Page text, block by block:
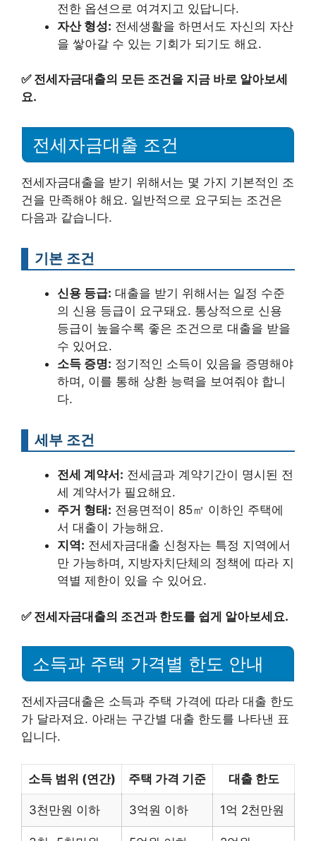
전한 옵션으로 여겨지고 있답니다.
자산 형성: 전세생활을 하면서도 자신의 자산
을 쌓아갈 수 있는 기회가 되기도 해요.
✅ 전세자금대출의 모든 조건을 지금 바로 알아보세
요.
전세자금대출 조건
전세자금대출을 받기 위해서는 몇 가지 기본적인 조
건을 만족해야 해요. 일반적으로 요구되는 조건은
다음과 같습니다.
기본 조건
신용 등급: 대출을 받기 위해서는 일정 수준
의 신용 등급이 요구돼요. 통상적으로 신용
등급이 높을수록 좋은 조건으로 대출을 받을
수 있어요.
소득 증명: 정기적인 소득이 있음을 증명해야
하며, 이를 통해 상환 능력을 보여줘야 합니
다.
세부 조건
전세 계약서: 전세금과 계약기간이 명시된 전
세 계약서가 필요해요.
주거 형태: 전용면적이 85㎡ 이하인 주택에
서 대출이 가능해요.
지역: 전세자금대출 신청자는 특정 지역에서
만 가능하며, 지방자치단체의 정책에 따라 지
역별 제한이 있을 수 있어요.
✅ 전세자금대출의 조건과 한도를 쉽게 알아보세요.
소득과 주택 가격별 한도 안내
전세자금대출은 소득과 주택 가격에 따라 대출 한도
가 달라져요. 아래는 구간별 대출 한도를 나타낸 표
입니다.
소득 범위 (연간) 주택 가격 기준 대출 한도
3천만원 이하 3억원 이하 1억 2천만원